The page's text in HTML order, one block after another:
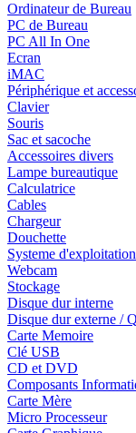
Ordinateur de Bureau
PC de Bureau
PC All In One
Ecran
iMAC
Périphérique et
Clavier
Souris
Sac et sacoche
Accessoires divers
Lampe bureautique
Calculatrice
Cables
Chargeur
Douchette
Systeme d'exploitation
Webcam
Stockage
Disque dur interne
Disque dur externe /
Carte Memoire
Clé USB
CD et DVD
Composants
Carte Mère
Micro Processeur